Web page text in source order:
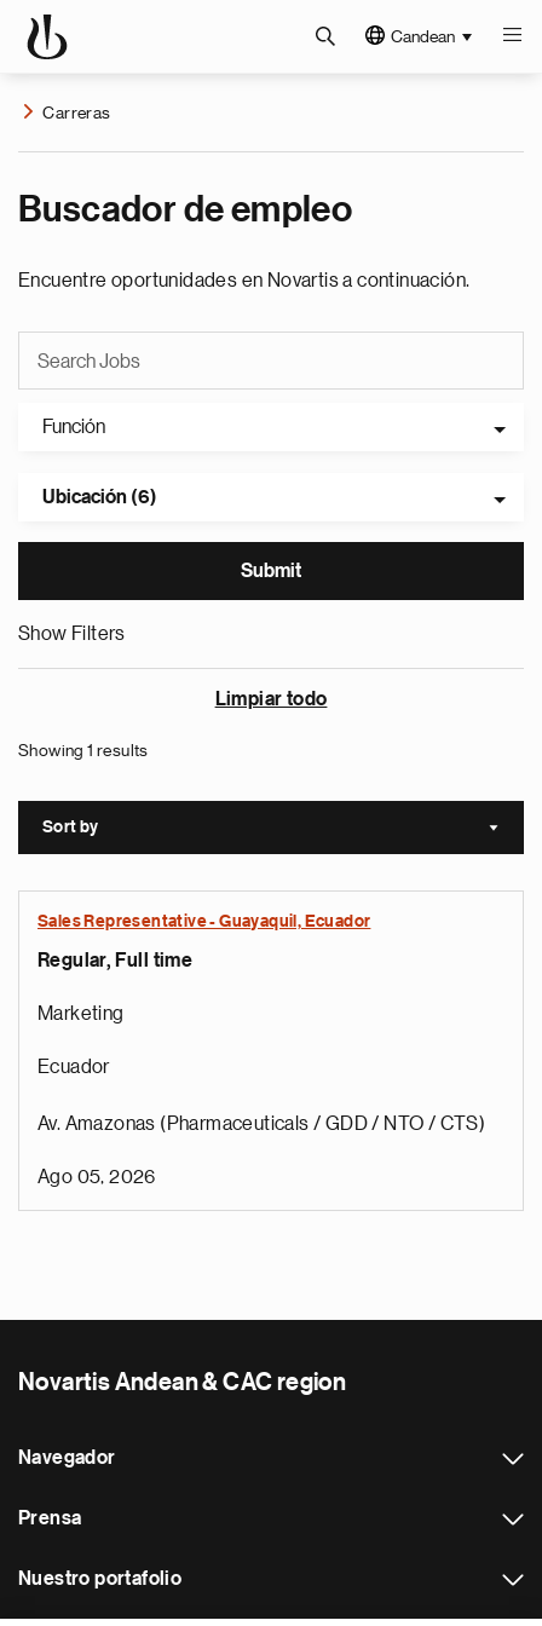
Candean
Carreras
Buscador de empleo
Encuentre oportunidades en Novartis a continuación.
Función
Ubicación (6)
Show Filters
Limpiar todo
Showing 1 results
Sort by Sort
Sales Representative - Guayaquil, Ecuador
Regular, Full time
Marketing
Ecuador
Av. Amazonas (Pharmaceuticals / GDD / NTO / CTS)
Ago 05, 2026
Novartis Andean & CAC region
Navegador
Prensa
Nuestro portafolio